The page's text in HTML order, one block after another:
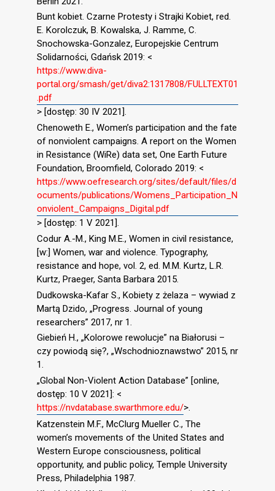
Bunt kobiet. Czarne Protesty i Strajki Kobiet, red.
E. Korolczuk, B. Kowalska, J. Ramme, C.
Snochowska-Gonzalez, Europejskie Centrum
Solidarności, Gdańsk 2019: <
https://www.diva-
portal.org/smash/get/diva2:1317808/FULLTEXT01
.pdf
> [dostęp: 30 IV 2021].
Chenoweth E., Women’s participation and the fate
of nonviolent campaigns. A report on the Women
in Resistance (WiRe) data set, One Earth Future
Foundation, Broomfield, Colorado 2019: <
https://www.oefresearch.org/sites/default/files/d
ocuments/publications/Womens_Participation_N
onviolent_Campaigns_Digital.pdf
> [dostęp: 1 V 2021].
Codur A.-M., King M.E., Women in civil resistance,
[w:] Women, war and violence. Typography,
resistance and hope, vol. 2, ed. M.M. Kurtz, L.R.
Kurtz, Praeger, Santa Barbara 2015.
Dudkowska-Kafar S., Kobiety z żelaza – wywiad z
Martą Dzido, „Progress. Journal of young
researchers” 2017, nr 1.
Giebień H., „Kolorowe rewolucje” na Białorusi –
czy powiodą się?, „Wschodnioznawstwo” 2015, nr
1.
„Global Non-Violent Action Database” [online,
dostęp: 10 V 2021]: <
https://nvdatabase.swarthmore.edu/>.
Katzenstein M.F., McClurg Mueller C., The
women’s movements of the United States and
Western Europe consciousness, political
opportunity, and public policy, Temple University
Press, Philadelphia 1987.